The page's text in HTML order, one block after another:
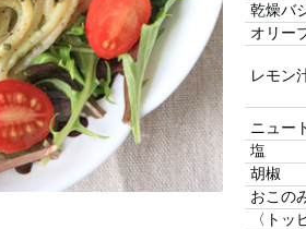
乾燥バ
オリー
レモン
ニュー
塩
胡椒
おこの
〈トッ